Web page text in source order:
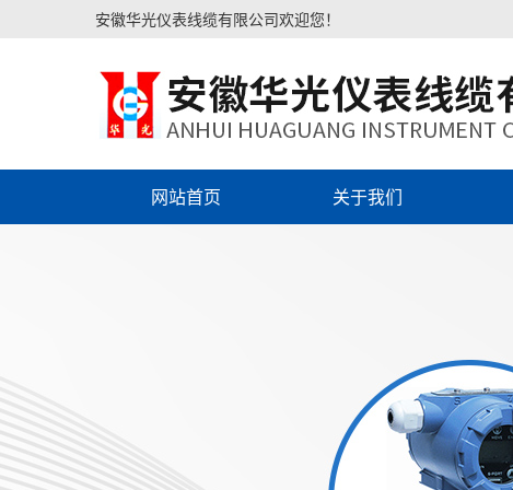
安徽华光仪表线缆有限公司欢迎您！
网站首页 关于我们